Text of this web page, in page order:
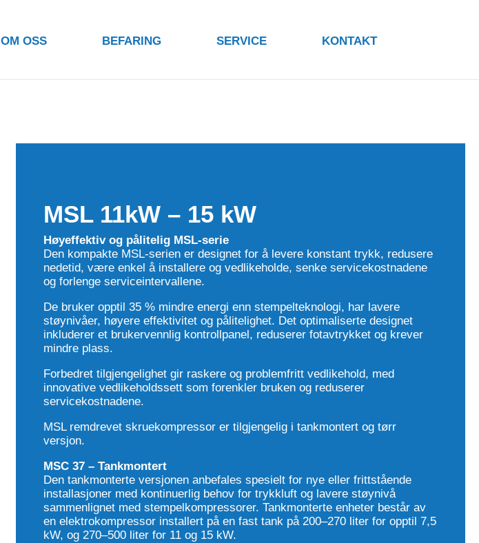
OM OSS BEFARING SERVICE KONTAKT
MSL 11kW – 15 kW
Høyeffektiv og pålitelig MSL-serie
Den kompakte MSL-serien er designet for å levere konstant trykk, redusere
nedetid, være enkel å installere og vedlikeholde, senke servicekostnadene
og forlenge serviceintervallene.
De bruker opptil 35 % mindre energi enn stempelteknologi, har lavere
støynivåer, høyere effektivitet og pålitelighet. Det optimaliserte designet
inkluderer et brukervennlig kontrollpanel, reduserer fotavtrykket og krever
mindre plass.
Forbedret tilgjengelighet gir raskere og problemfritt vedlikehold, med
innovative vedlikeholdssett som forenkler bruken og reduserer
servicekostnadene.
MSL remdrevet skruekompressor er tilgjengelig i tankmontert og tørr
versjon.
MSC 37 – Tankmontert
Den tankmonterte versjonen anbefales spesielt for nye eller frittstående
installasjoner med kontinuerlig behov for trykkluft og lavere støynivå
sammenlignet med stempelkompressorer. Tankmonterte enheter består av
en elektrokompressor installert på en fast tank på 200–270 liter for opptil 7,5
kW, og 270–500 liter for 11 og 15 kW.